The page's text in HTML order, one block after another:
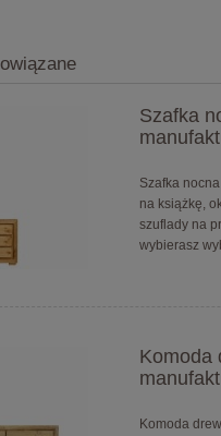
Szafka
Szafka
na książkę,
szuflady na
wybierasz
Komoda
Komoda